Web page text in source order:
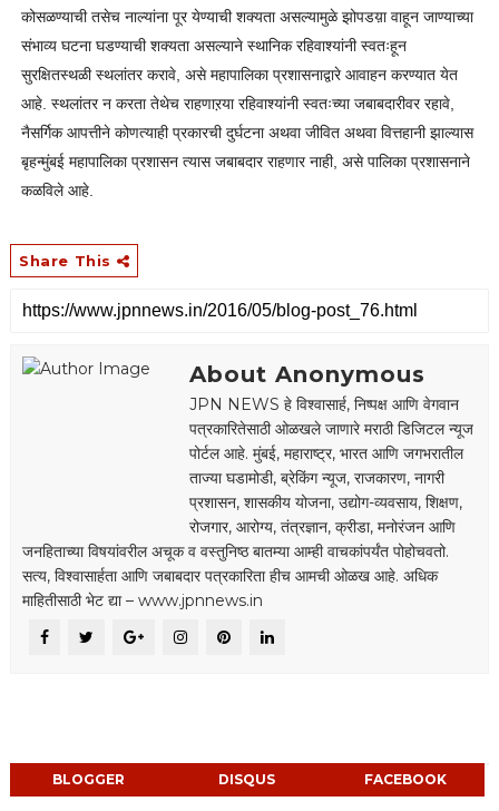
कोसळण्याची तसेच नाल्यांना पूर येण्याची शक्यता असल्यामुळे झोपडय़ा वाहून जाण्याच्या
संभाव्य घटना घडण्याची शक्यता असल्याने स्थानिक रहिवाश्यांनी स्वतःहून
सुरक्षितस्थळी स्थलांतर करावे, असे महापालिका प्रशासनाद्वारे आवाहन करण्यात येत
आहे. स्थलांतर न करता तेथेच राहणाऱया रहिवाश्यांनी स्वतःच्या जबाबदारीवर रहावे,
नैसर्गिक आपत्तीने कोणत्याही प्रकारची दुर्घटना अथवा जीवित अथवा वित्तहानी झाल्यास
बृहन्मुंबई महापालिका प्रशासन त्यास जबाबदार राहणार नाही, असे पालिका प्रशासनाने
कळविले आहे.
Share This
About Anonymous
JPN NEWS हे विश्वासार्ह, निष्पक्ष आणि वेगवान
पत्रकारितेसाठी ओळखले जाणारे मराठी डिजिटल न्यूज
पोर्टल आहे. मुंबई, महाराष्ट्र, भारत आणि जगभरातील
ताज्या घडामोडी, ब्रेकिंग न्यूज, राजकारण, नागरी
प्रशासन, शासकीय योजना, उद्योग-व्यवसाय, शिक्षण,
रोजगार, आरोग्य, तंत्रज्ञान, क्रीडा, मनोरंजन आणि
जनहिताच्या विषयांवरील अचूक व वस्तुनिष्ठ बातम्या आम्ही वाचकांपर्यंत पोहोचवतो.
सत्य, विश्वासार्हता आणि जबाबदार पत्रकारिता हीच आमची ओळख आहे. अधिक
माहितीसाठी भेट द्या – www.jpnnews.in
BLOGGER DISQUS FACEBOOK